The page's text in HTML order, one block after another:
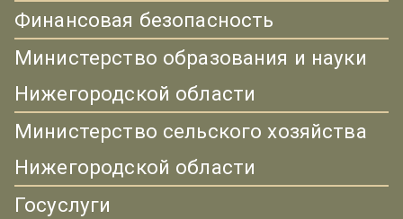
Финансовая безопасность
Министерство образования и науки
Нижегородской области
Министерство сельского хозяйства
Нижегородской области
Госуслуги